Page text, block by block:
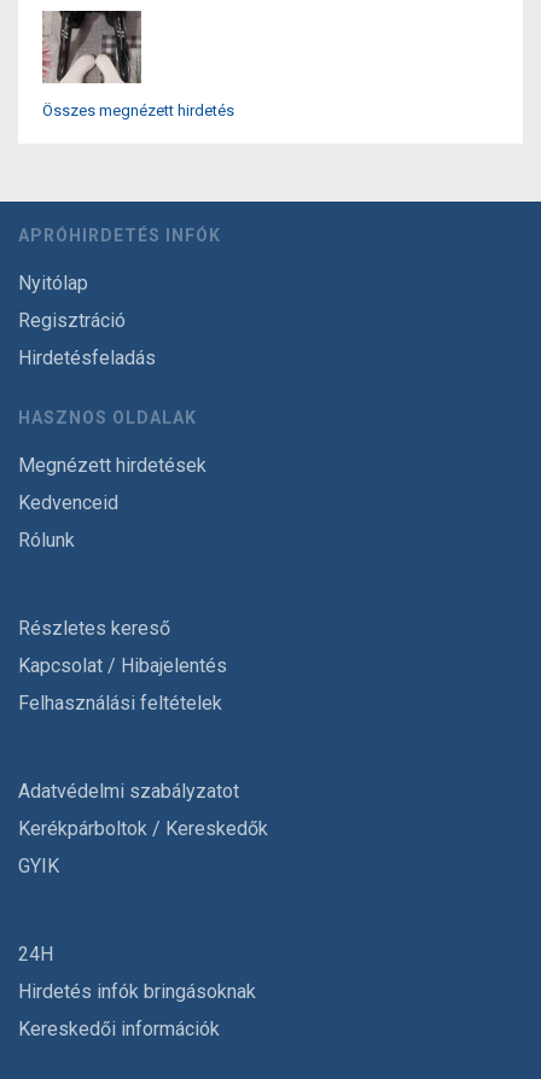
Összes megnézett hirdetés
APRÓHIRDETÉS INFÓK
Nyitólap
Regisztráció
Hirdetésfeladás
HASZNOS OLDALAK
Megnézett hirdetések
Kedvenceid
Rólunk
Részletes kereső
Kapcsolat / Hibajelentés
Felhasználási feltételek
Adatvédelmi szabályzatot
Kerékpárboltok / Kereskedők
GYIK
24H
Hirdetés infók bringásoknak
Kereskedői információk